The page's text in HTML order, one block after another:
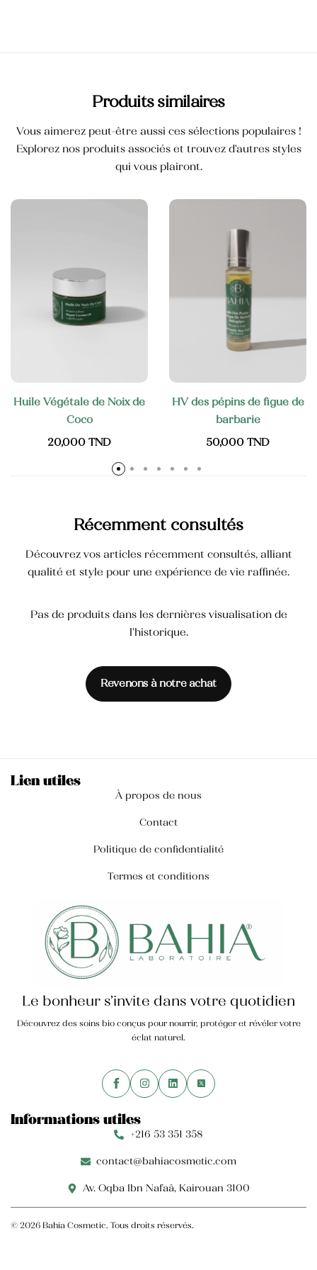
Produits similaires
Vous aimerez peut-être aussi ces sélections populaires !
Explorez nos produits associés et trouvez d'autres styles
qui vous plairont.
Huile Végétale de Noix de
Coco
20,000 TND
HV des pépins de figue de
barbarie
50,000 TND
Récemment consultés
Découvrez vos articles récemment consultés, alliant
qualité et style pour une expérience de vie raffinée.
Pas de produits dans les dernières visualisation de
l'historique.
Revenons à notre achat
Lien utiles
À propos de nous
Contact
Politique de confidentialité
Termes et conditions
Le bonheur s’invite dans votre quotidien
Découvrez des soins bio conçus pour nourrir, protéger et révéler votre
éclat naturel.
Informations utiles
+216 53 351 358
contact@bahiacosmetic.com
Av. Oqba Ibn Nafaâ, Kairouan 3100
© 2026 Bahia Cosmetic. Tous droits réservés.
Crème pour les mains anti-tâche
Crème mains anti-tâche